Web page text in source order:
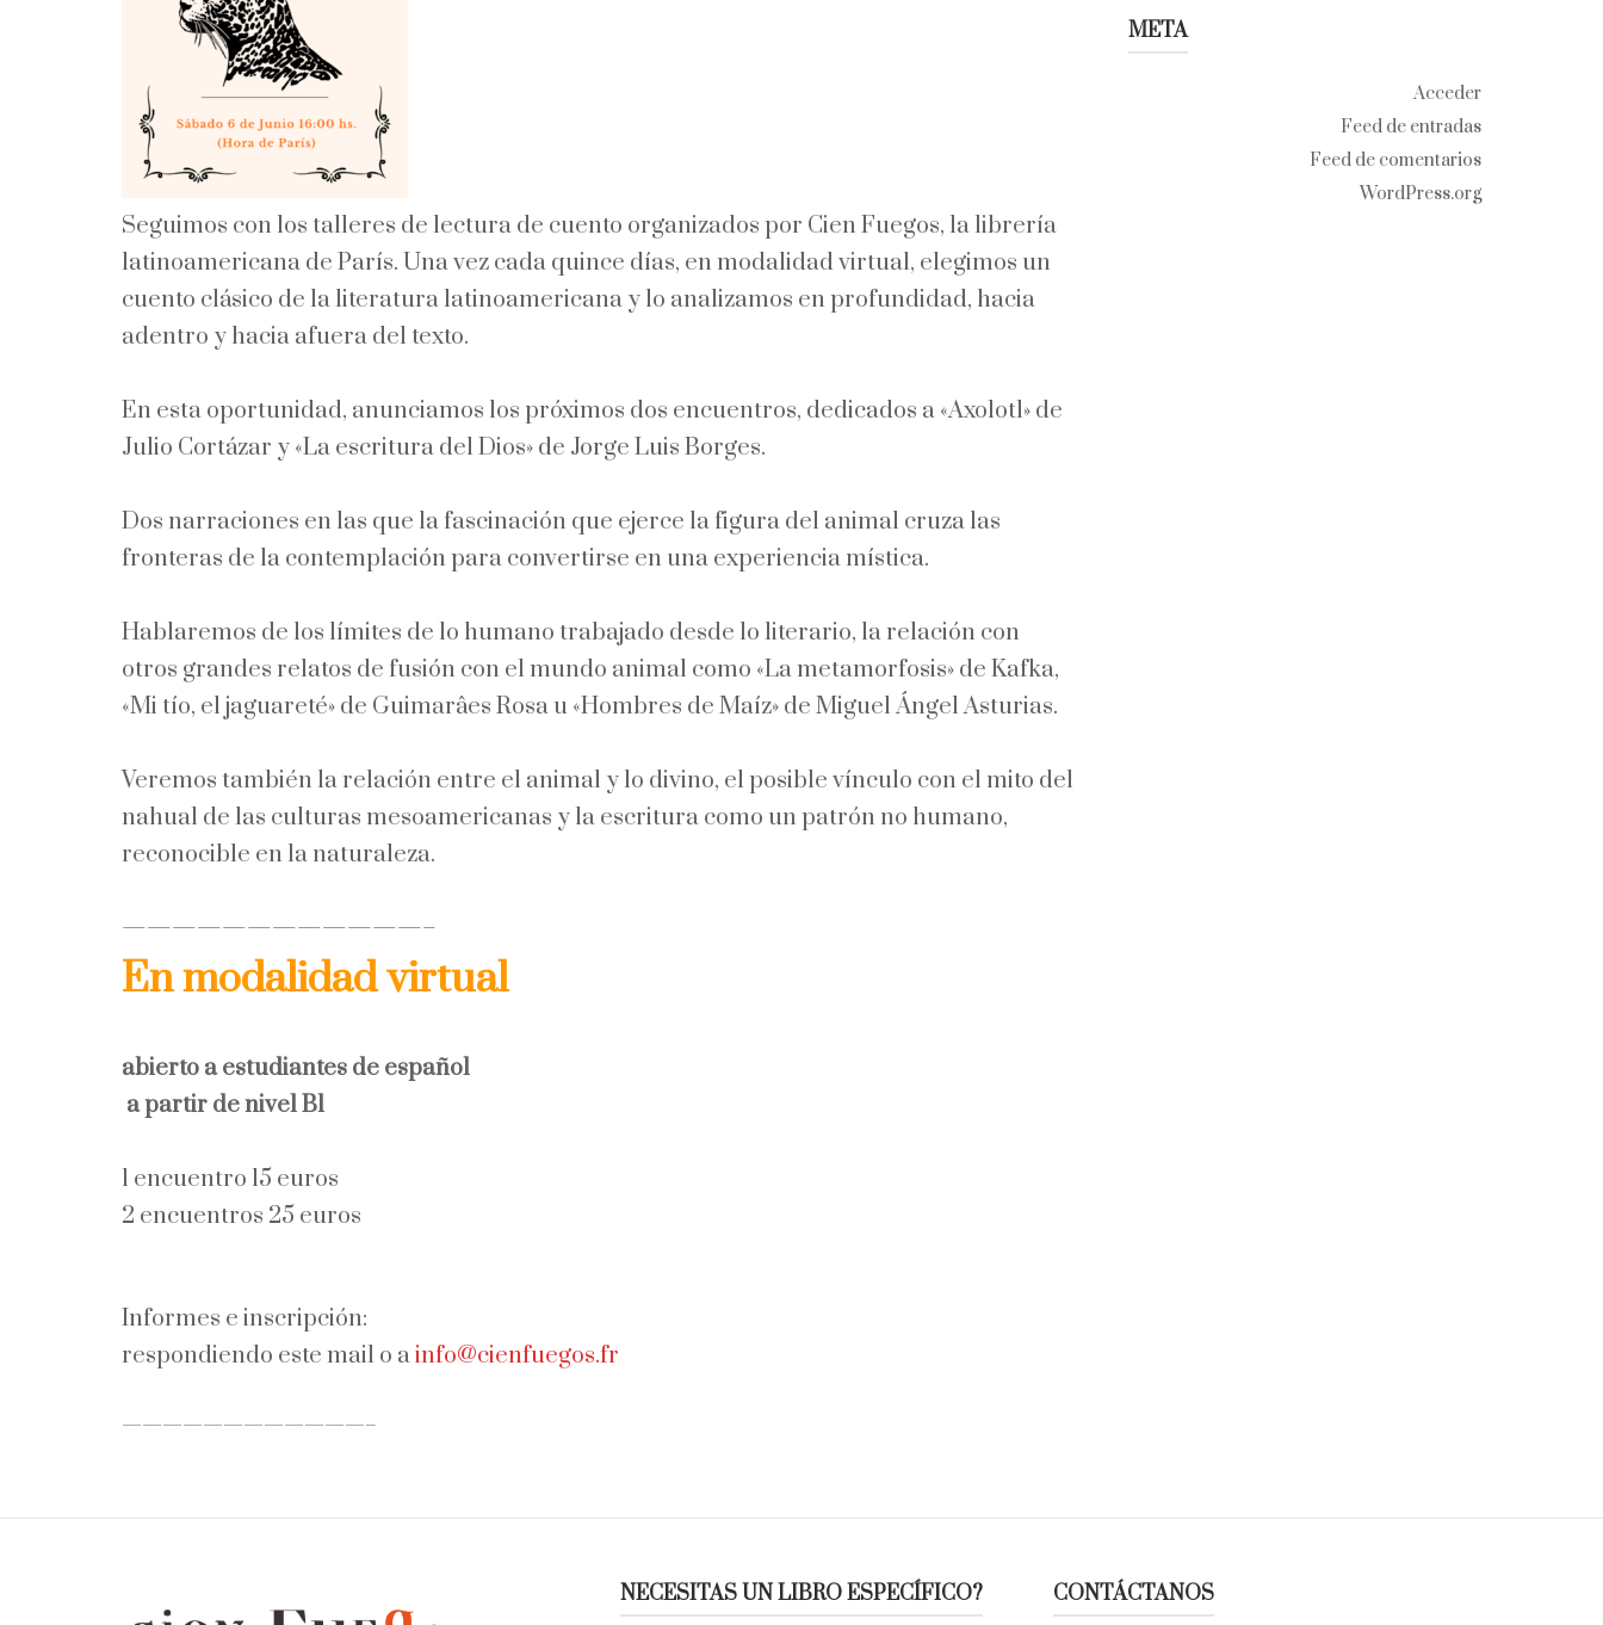
Seguimos con los talleres de lectura de cuento organizados por Cien Fuegos, la librería
latinoamericana de París. Una vez cada quince días, en modalidad virtual, elegimos un
cuento clásico de la literatura latinoamericana y lo analizamos en profundidad, hacia
adentro y hacia afuera del texto.
En esta oportunidad, anunciamos los próximos dos encuentros, dedicados a «Axolotl» de
Julio Cortázar y «La escritura del Dios» de Jorge Luis Borges.
Dos narraciones en las que la fascinación que ejerce la figura del animal cruza las
fronteras de la contemplación para convertirse en una experiencia mística.
Hablaremos de los límites de lo humano trabajado desde lo literario, la relación con
otros grandes relatos de fusión con el mundo animal como «La metamorfosis» de Kafka,
«Mi tío, el jaguareté» de Guimarâes Rosa u «Hombres de Maíz» de Miguel Ángel Asturias.
Veremos también la relación entre el animal y lo divino, el posible vínculo con el mito del
nahual de las culturas mesoamericanas y la escritura como un patrón no humano,
reconocible en la naturaleza.
————————————–
En modalidad virtual
abierto a estudiantes de español
a partir de nivel B1
1 encuentro 15 euros
2 encuentros 25 euros
Informes e inscripción:
respondiendo este mail o ainfo@cienfuegos.fr
————————————–
META
Acceder
Feed de entradas
Feed de comentarios
WordPress.org
NECESITAS UN LIBRO ESPECÍFICO? CONTÁCTANOS